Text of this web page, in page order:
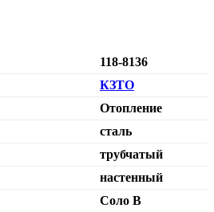
118-8136
КЗТО
Отопление
сталь
трубчатый
настенный
Соло В